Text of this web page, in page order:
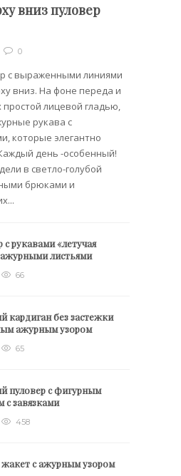
вниз пуловер
0
с выраженными линиями
вниз. На фоне переда и
лицевой гладью,
рукава с
которые элегантно
день -особенный!
в светло-голубой
брюками и
с рукавами «летучая
листьями
66
кардиган без застежки
ажурным узором
65
пуловер с фигурным
с завязками
458
с ажурным узором